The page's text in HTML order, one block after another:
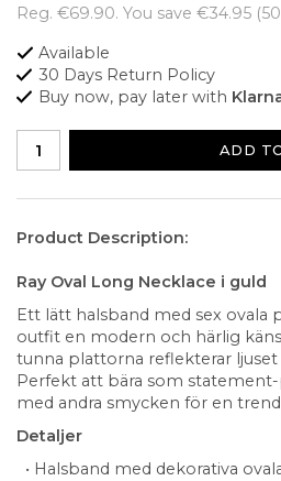
Reg. €69.90. You save €34.95 (50
Available
30 Days Return Policy
Buy now, pay later with
ADD
Product Description:
Ray Oval Long Necklace i guld
Ett lätt halsband med sex ovala
outfit en modern och härlig
tunna plattorna reflekterar
Perfekt att bära som
med andra smycken för en
Detaljer
• Halsband med dekorativa